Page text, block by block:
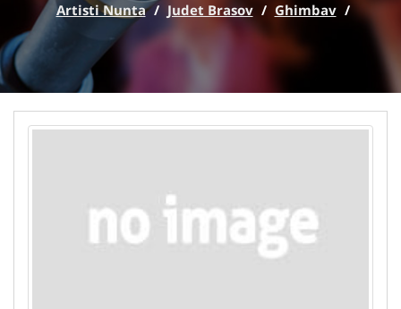
Artisti Nunta / Judet Brasov / Ghimbav /